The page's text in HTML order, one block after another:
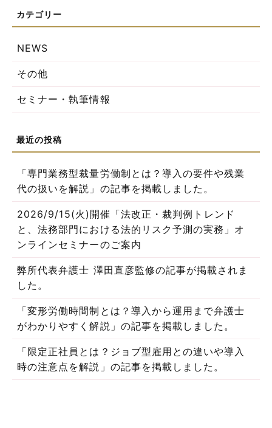
NEWS
その他
セミナー・執筆情報
「専門業務型裁量労働制とは？導入の要件や残業
代の扱いを解説」の記事を掲載しました。
2026/9/15(火)開催「法改正・裁判例トレンド
と、法務部門における法的リスク予測の実務」オ
ンラインセミナーのご案内
弊所代表弁護士 澤田直彦監修の記事が掲載されま
した。
「変形労働時間制とは？導入から運用まで弁護士
がわかりやすく解説」の記事を掲載しました。
「限定正社員とは？ジョブ型雇用との違いや導入
時の注意点を解説」の記事を掲載しました。